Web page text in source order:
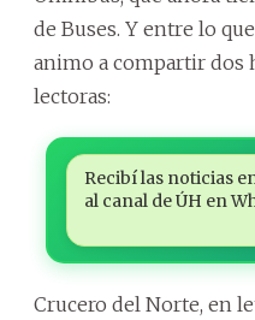
de Buses. Y entre lo
animo a compartir dos
lectoras:
Recibí las noticias
al canal de ÚH en
Crucero del Norte, en